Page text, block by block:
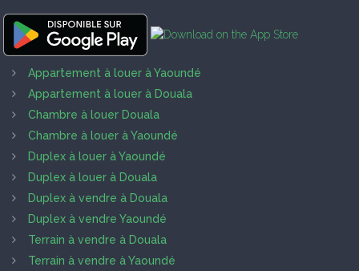
Appartement à louer à Yaoundé
Appartement à louer à Douala
Chambre à louer Douala
Chambre à louer à Yaoundé
Duplex à louer à Yaoundé
Duplex à louer à Douala
Duplex à vendre à Douala
Duplex à vendre Yaoundé
Terrain à vendre à Douala
Terrain à vendre à Yaoundé